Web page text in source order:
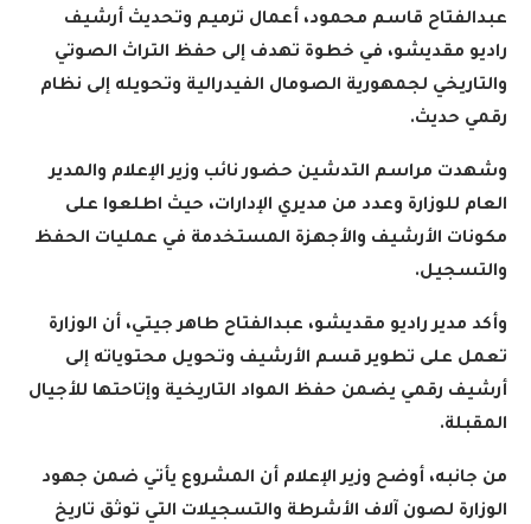
عبدالفتاح قاسم محمود، أعمال ترميم وتحديث أرشيف
راديو مقديشو، في خطوة تهدف إلى حفظ التراث الصوتي
والتاريخي لجمهورية الصومال الفيدرالية وتحويله إلى نظام
رقمي حديث.
وشهدت مراسم التدشين حضور نائب وزير الإعلام والمدير
العام للوزارة وعدد من مديري الإدارات، حيث اطلعوا على
مكونات الأرشيف والأجهزة المستخدمة في عمليات الحفظ
والتسجيل.
وأكد مدير راديو مقديشو، عبدالفتاح طاهر جيتي، أن الوزارة
تعمل على تطوير قسم الأرشيف وتحويل محتوياته إلى
أرشيف رقمي يضمن حفظ المواد التاريخية وإتاحتها للأجيال
المقبلة.
من جانبه، أوضح وزير الإعلام أن المشروع يأتي ضمن جهود
الوزارة لصون آلاف الأشرطة والتسجيلات التي توثق تاريخ